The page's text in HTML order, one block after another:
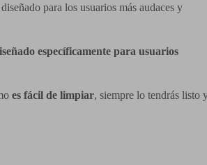
para los usuarios más audaces y
específicamente para usuarios
es fácil de limpiar, siempre lo tendrás listo